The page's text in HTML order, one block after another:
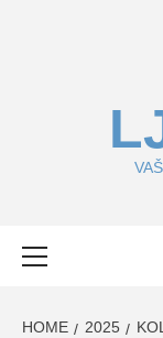
HOME 2025